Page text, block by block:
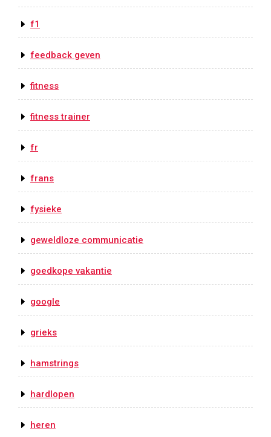
f1
feedback geven
fitness
fitness trainer
fr
frans
fysieke
geweldloze communicatie
goedkope vakantie
google
grieks
hamstrings
hardlopen
heren